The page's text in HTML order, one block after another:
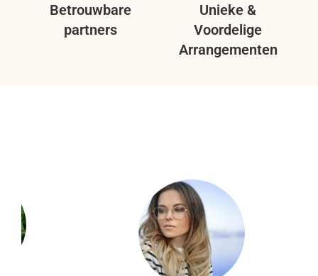
Betrouwbare
partners
Unieke &
Voordelige
Arrangementen